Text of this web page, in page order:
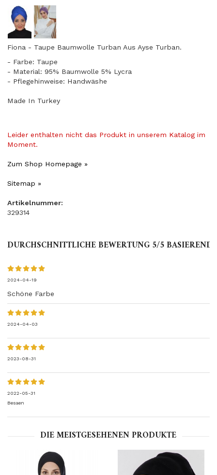
Fiona - Taupe Baumwolle Turban Aus Ayse Turban.
- Farbe: Taupe
- Material: 95% Baumwolle 5% Lycra
- Pflegehinweise: Handwäshe
Made In Turkey
Leider enthalten nicht das Produkt in unserem Katalog im
Moment.
Zum Shop Homepage »
Sitemap »
Artikelnummer:
329314
DURCHSCHNITTLICHE BEWERTUNG 5/5 BASIEREND
2024-04-19
Schöne Farbe
2024-04-03
2023-08-31
2022-05-31
Besaen
DIE MEISTGESEHENEN PRODUKTE